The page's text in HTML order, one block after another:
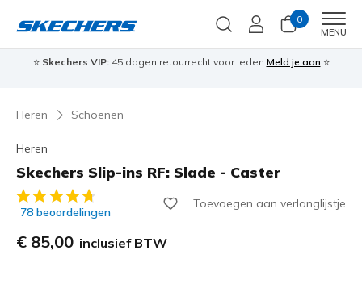
0
MENU
⭐ Skechers VIP:45 dagen retourrecht voor leden Meld je aan ⭐
Heren Schoenen
Heren
Skechers Slip-ins RF: Slade - Caster
4,3 van de 5 klantbeoordelingen
78 beoordelingen
Toevoegen aan verlanglijstje
€ 85,00 inclusief BTW